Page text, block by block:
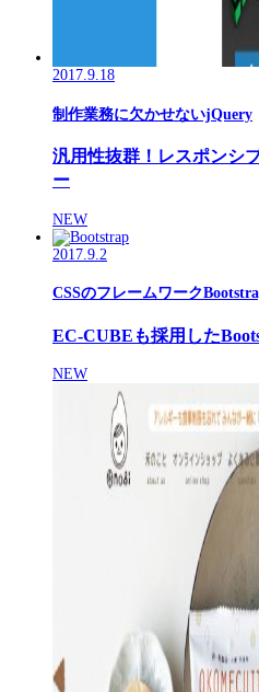
2017.9.18
制作業務に欠かせないjQuery
汎用性抜群！レスポンシ
ー
NEW
2017.9.2
CSSのフレームワーク
EC-CUBEも採用した
NEW